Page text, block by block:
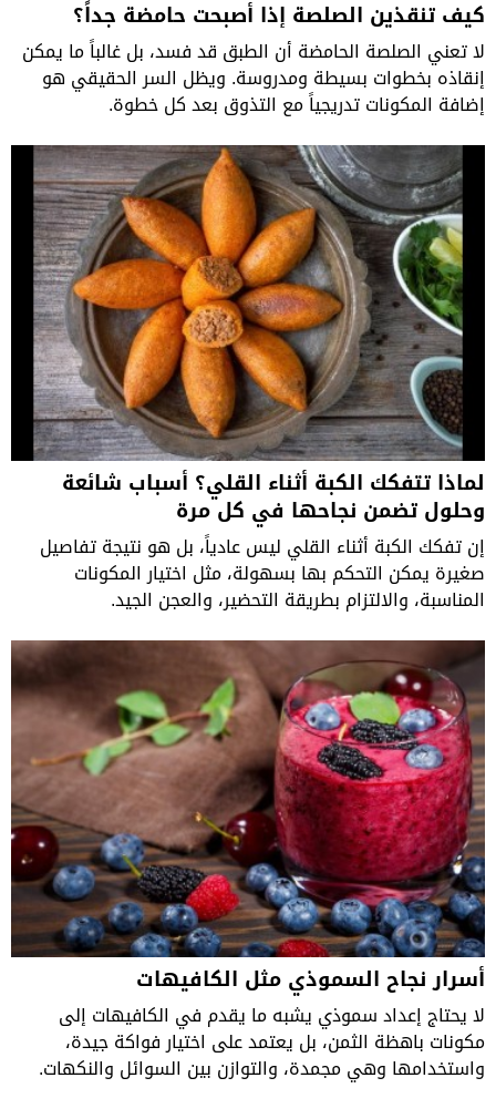
كيف تنقذين الصلصة إذا أصبحت حامضة جداً؟
لا تعني الصلصة الحامضة أن الطبق قد فسد، بل غالباً ما يمكن
إنقاذه بخطوات بسيطة ومدروسة. ويظل السر الحقيقي هو
إضافة المكونات تدريجياً مع التذوق بعد كل خطوة.
لماذا تتفكك الكبة أثناء القلي؟ أسباب شائعة
وحلول تضمن نجاحها في كل مرة
إن تفكك الكبة أثناء القلي ليس عادياً، بل هو نتيجة تفاصيل
صغيرة يمكن التحكم بها بسهولة، مثل اختيار المكونات
المناسبة، والالتزام بطريقة التحضير، والعجن الجيد.
أسرار نجاح السموذي مثل الكافيهات
لا يحتاج إعداد سموذي يشبه ما يقدم في الكافيهات إلى
مكونات باهظة الثمن، بل يعتمد على اختيار فواكة جيدة،
واستخدامها وهي مجمدة، والتوازن بين السوائل والنكهات.